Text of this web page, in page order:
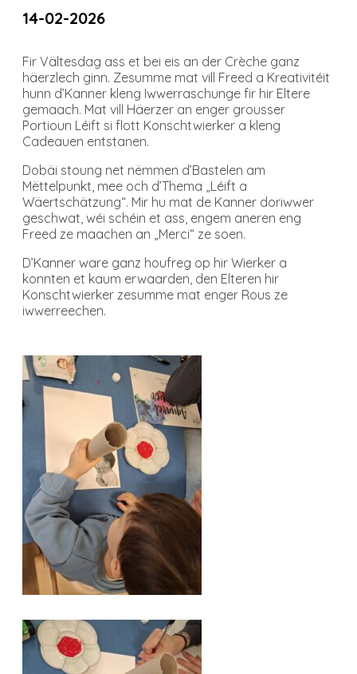
14-02-2026
Fir Vältesdag ass et bei eis an der Crèche ganz
häerzlech ginn. Zesumme mat vill Freed a Kreativitéit
hunn d’Kanner kleng Iwwerraschunge fir hir Eltere
gemaach. Mat vill Häerzer an enger grousser
Portioun Léift si flott Konschtwierker a kleng
Cadeauen entstanen.
Dobäi stoung net nëmmen d’Bastelen am
Mëttelpunkt, mee och d’Thema „Léift a
Wäertschätzung“. Mir hu mat de Kanner doriwwer
geschwat, wéi schéin et ass, engem aneren eng
Freed ze maachen an „Merci“ ze soen.
D’Kanner ware ganz houfreg op hir Wierker a
konnten et kaum erwaarden, den Elteren hir
Konschtwierker zesumme mat enger Rous ze
iwwerreechen.